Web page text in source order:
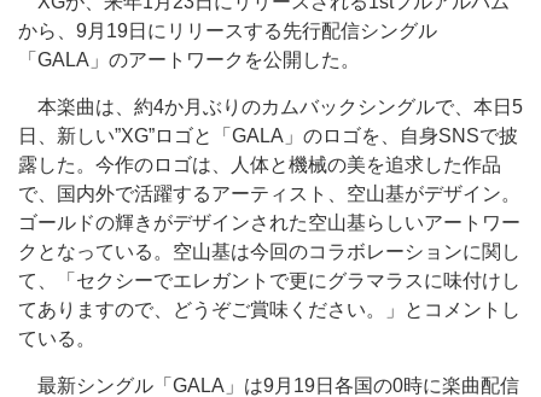
から、9月19日にリリースする先行配信シングル
「GALA」のアートワークを公開した。
本楽曲は、約4か月ぶりのカムバックシングルで、本日5
日、新しい”XG”ロゴと「GALA」のロゴを、自身SNSで披
露した。今作のロゴは、人体と機械の美を追求した作品
で、国内外で活躍するアーティスト、空山基がデザイン。
ゴールドの輝きがデザインされた空山基らしいアートワー
クとなっている。空山基は今回のコラボレーションに関し
て、「セクシーでエレガントで更にグラマラスに味付けし
てありますので、どうぞご賞味ください。」とコメントし
ている。
最新シングル「GALA」は9月19日各国の0時に楽曲配信